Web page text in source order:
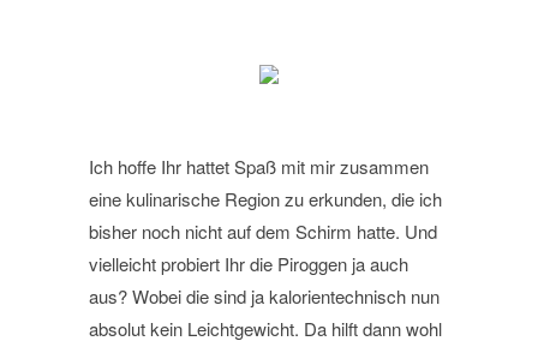
Ich hoffe Ihr hattet Spaß mit mir zusammen
eine kulinarische Region zu erkunden, die ich
bisher noch nicht auf dem Schirm hatte. Und
vielleicht probiert Ihr die Piroggen ja auch
aus? Wobei die sind ja kalorientechnisch nun
absolut kein Leichtgewicht. Da hilft dann wohl